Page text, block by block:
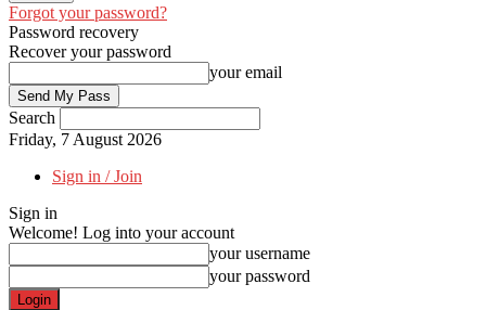
Forgot your password?
Password recovery
Recover your password
your email
Search
Friday, 7 August 2026
Sign in / Join
Sign in
Welcome! Log into your account
your username
your password